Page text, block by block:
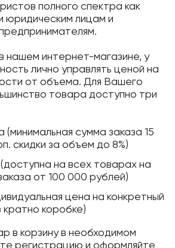
полного спектра как
юридическим лицам и
нашем интернет-магазине, у
лично управлять ценой на
от объема. Для Вашего
товара доступно три
(минимальная сумма заказа 15
скидки за объем до 8%)
на всех товарах на
от 100 000 рублей)
цена на конкретный
кратно коробке)
в корзину в необходимом
регистрацию и оформляйте